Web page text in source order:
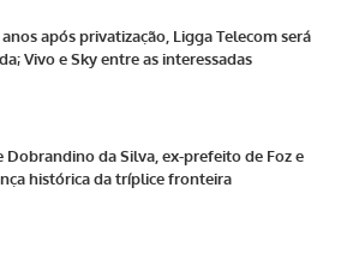
após privatização, Ligga Telecom será
Vivo e Sky entre as interessadas
Dobrandino da Silva, ex-prefeito de Foz e
histórica da tríplice fronteira